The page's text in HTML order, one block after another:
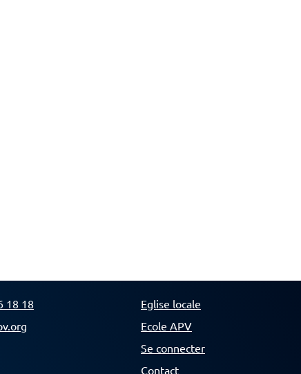
18 18
Eglise locale
Ecole APV
Se connecter
Contact